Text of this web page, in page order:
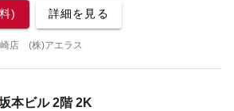
) 詳細を見る
店 (株)アエラス
本ビル 2階 2K